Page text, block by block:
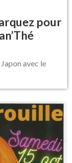
pour
avec le